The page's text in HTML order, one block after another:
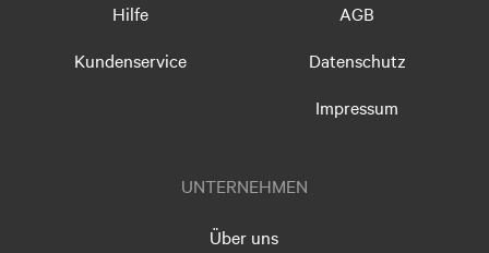
Hilfe
Kundenservice
AGB
Datenschutz
Impressum
UNTERNEHMEN
Über uns